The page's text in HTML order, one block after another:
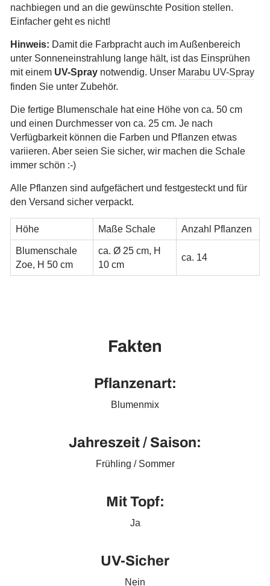
nachbiegen und an die gewünschte Position stellen.
Einfacher geht es nicht!
Hinweis: Damit die Farbpracht auch im Außenbereich
unter Sonneneinstrahlung lange hält, ist das Einsprühen
mit einem UV-Spray notwendig. Unser Marabu UV-Spray
finden Sie unter Zubehör.
Die fertige Blumenschale hat eine Höhe von ca. 50 cm
und einen Durchmesser von ca. 25 cm. Je nach
Verfügbarkeit können die Farben und Pflanzen etwas
variieren. Aber seien Sie sicher, wir machen die Schale
immer schön :-)
Alle Pflanzen sind aufgefächert und festgesteckt und für
den Versand sicher verpackt.
Höhe Maße Schale Anzahl Pflanzen
Blumenschale
Zoe, H 50 cm
ca. Ø 25 cm, H
10 cm
ca. 14
Fakten
Pflanzenart:
Blumenmix
Jahreszeit / Saison:
Frühling / Sommer
Mit Topf:
Ja
UV-Sicher
Nein